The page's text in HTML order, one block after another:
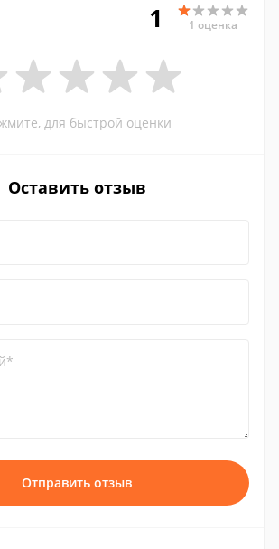
1 1 оценка
для быстрой оценки
Оставить отзыв
Отправить отзыв